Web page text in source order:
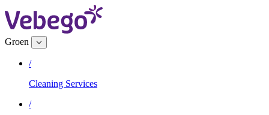
Groen
/
Cleaning Services
/